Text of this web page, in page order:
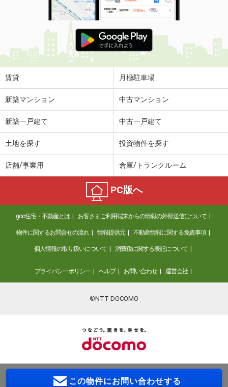
賃貸 月極駐車場
新築マンション 中古マンション
新築一戸建て 中古一戸建て
土地を探す 投資物件を探す
店舗/事業用 倉庫/トランクルーム
PC版へ
goo住宅・不動産とは お客さまご利用端末からの情報の外部送信について
物件に関するお問合せの流れ 情報提供元 不動産情報に関する免責事項
個人情報の取り扱いについて 消費税に関する表記について
プライバシーポリシー ヘルプ お問い合わせ 運営会社
©NTT DOCOMO
この物件にお問い合わせする